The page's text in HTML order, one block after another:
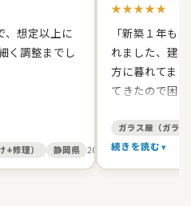
、想定以上に
く調整までし
+修理） 静岡県 2026/05/27
★★★★★
「新築１年も
れました、建
方に暮れてま
てきたので困
た。 有償でし
て、バッチリ
す。 信頼出来
ガラス屋（ガラ
続きを読む